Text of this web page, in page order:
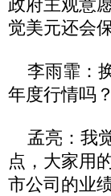
政府主观意
觉美元还会
李雨霏：
年度行情吗？
孟亮：我
点，大家用
市公司的业